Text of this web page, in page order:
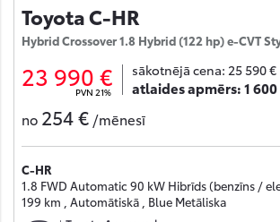
Toyota C-HR
Hybrid Crossover 1.8 Hybrid (122 hp) e-CVT
23 990 €
PVN 21%
sākotnējā cena: 25 590 €
atlaides apmērs:1
no 254 € /mēnesī
C-HR
1.8 FWD Automatic 90 kW Hibrīds (benzīns /
199 km , Automātiskā , Blue Metāliska